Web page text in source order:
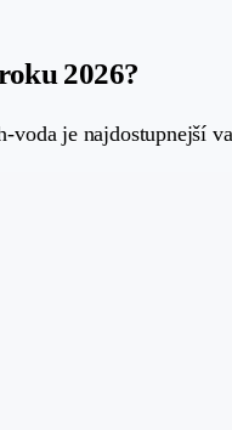
2026?
voda je najdostupnejší